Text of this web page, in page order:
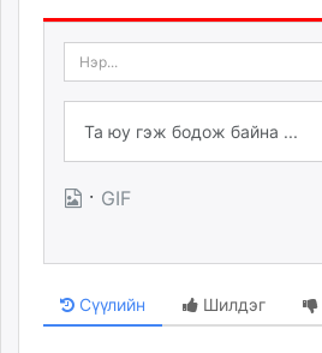
ugluu.mn
urlag.mn
unen.mn
asu.mn
shudarga.mn
shuurhai.mn
unuudur.mn
mglradio.com
itoim.mn
· GIF
Сүүлийн Шилдэг